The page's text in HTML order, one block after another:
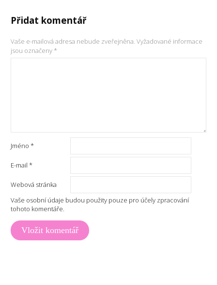
Přidat komentář
Vaše e-mailová adresa nebude zveřejněna. Vyžadované informace
jsou označeny*
Jméno*
E-mail*
Webová stránka
Vaše osobní údaje budou použity pouze pro účely zpracování
tohoto komentáře.